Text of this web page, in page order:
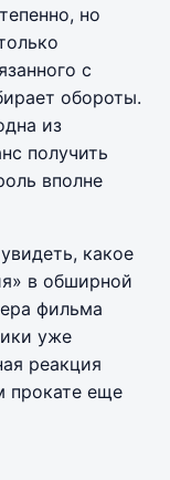
но
с
обороты.
из
получить
вполне
какое
в обширной
фильма
уже
реакция
прокате еще